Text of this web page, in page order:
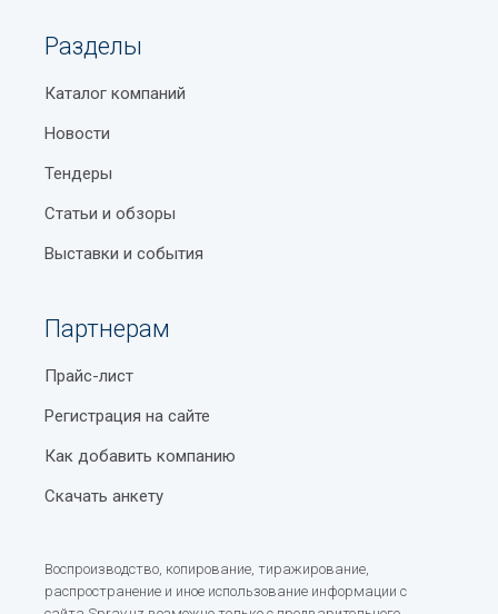
Разделы
Каталог компаний
Новости
Тендеры
Статьи и обзоры
Выставки и события
Партнерам
Прайс-лист
Регистрация на сайте
Как добавить компанию
Скачать анкету
Воспроизводство, копирование, тиражирование,
распространение и иное использование информации с